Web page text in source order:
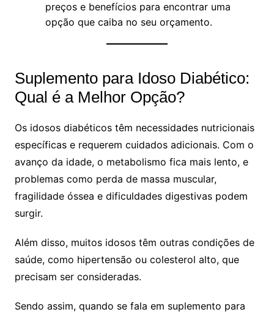
preços e benefícios para encontrar uma
opção que caiba no seu orçamento.
Suplemento para Idoso Diabético:
Qual é a Melhor Opção?
Os idosos diabéticos têm necessidades nutricionais
específicas e requerem cuidados adicionais. Com o
avanço da idade, o metabolismo fica mais lento, e
problemas como perda de massa muscular,
fragilidade óssea e dificuldades digestivas podem
surgir.
Além disso, muitos idosos têm outras condições de
saúde, como hipertensão ou colesterol alto, que
precisam ser consideradas.
Sendo assim, quando se fala em suplemento para